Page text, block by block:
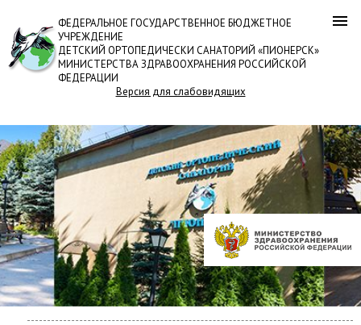
ФЕДЕРАЛЬНОЕ ГОСУДАРСТВЕННОЕ БЮДЖЕТНОЕ
УЧРЕЖДЕНИЕ
ДЕТСКИЙ ОРТОПЕДИЧЕСКИ САНАТОРИЙ «ПИОНЕРСК»
МИНИСТЕРСТВА ЗДРАВООХРАНЕНИЯ РОССИЙСКОЙ
ФЕДЕРАЦИИ
Версия для слабовидящих